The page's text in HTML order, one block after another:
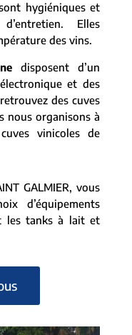
hygiéniques et
Elles
des vins.
disposent d’un
et des
des cuves
nous organisons à
vinicoles de
GALMIER, vous
d’équipements
les tanks à lait et